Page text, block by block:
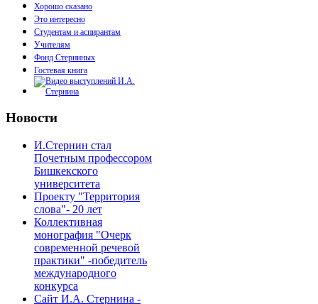
Хорошо сказано
Это интересно
Студентам и аспирантам
Учителям
Фонд Стерниных
Гостевая книга
Новости
И.Стернин стал
Почетным профессором
Бишкекского
университета
Проекту "Территория
слова"- 20 лет
Коллективная
монография "Очерк
современной речевой
практики" -победитель
международного
конкурса
Сайт И.А. Стернина -